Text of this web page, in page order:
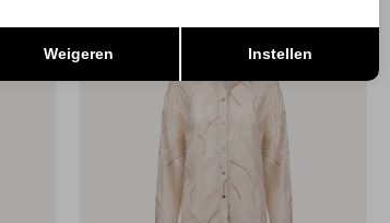
Weigeren Instellen